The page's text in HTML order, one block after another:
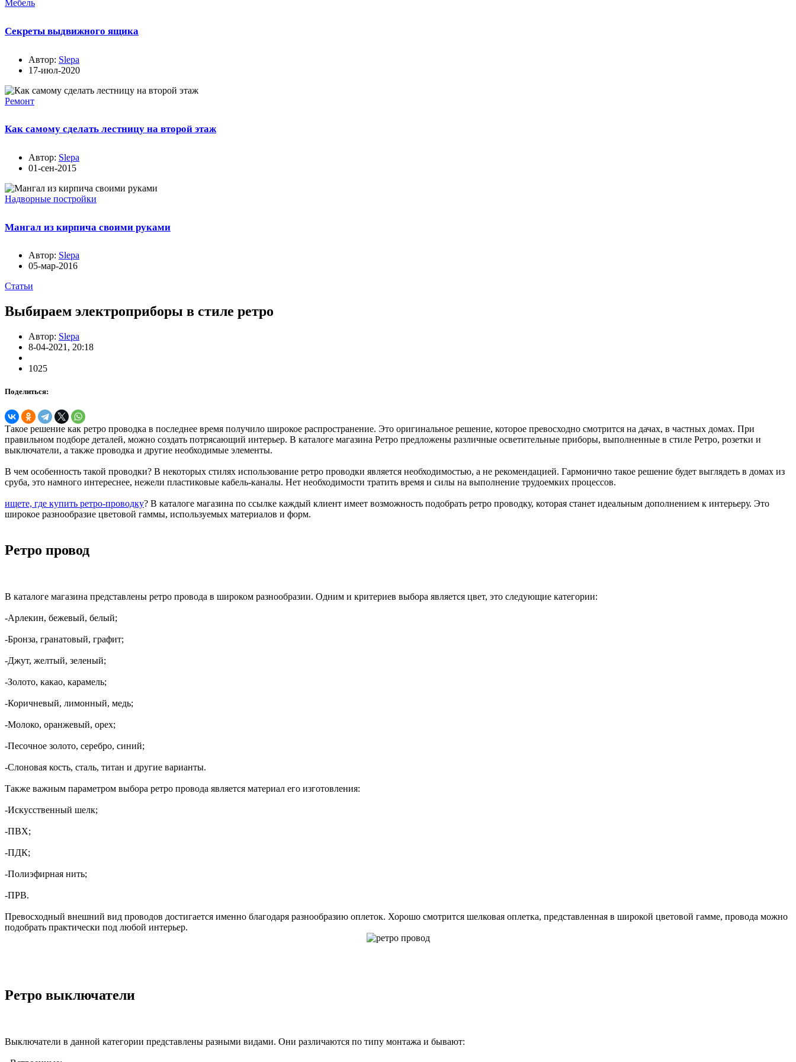
Мебель
Секреты выдвижного ящика
Автор: Slepa
17-июл-2020
Ремонт
Как самому сделать лестницу на второй этаж
Автор: Slepa
01-сен-2015
Надворные постройки
Мангал из кирпича своими руками
Автор: Slepa
05-мар-2016
Статьи
Выбираем электроприборы в стиле ретро
Автор: Slepa
8-04-2021, 20:18
1025
Поделиться:
Такое решение как ретро проводка в последнее время получило широкое распространение. Это оригинальное решение, которое превосходно смотрится на дачах, в частных домах. При
правильном подборе деталей, можно создать потрясающий интерьер. В каталоге магазина Ретро предложены различные осветительные приборы, выполненные в стиле Ретро, розетки и
выключатели, а также проводка и другие необходимые элементы.
В чем особенность такой проводки? В некоторых стилях использование ретро проводки является необходимостью, а не рекомендацией. Гармонично такое решение будет выглядеть в домах из
сруба, это намного интереснее, нежели пластиковые кабель-каналы. Нет необходимости тратить время и силы на выполнение трудоемких процессов.
ищете, где купить ретро-проводку? В каталоге магазина по ссылке каждый клиент имеет возможность подобрать ретро проводку, которая станет идеальным дополнением к интерьеру. Это
широкое разнообразие цветовой гаммы, используемых материалов и форм.
Ретро провод
В каталоге магазина представлены ретро провода в широком разнообразии. Одним и критериев выбора является цвет, это следующие категории:
-Арлекин, бежевый, белый;
-Бронза, гранатовый, графит;
-Джут, желтый, зеленый;
-Золото, какао, карамель;
-Коричневый, лимонный, медь;
-Молоко, оранжевый, орех;
-Песочное золото, серебро, синий;
-Слоновая кость, сталь, титан и другие варианты.
Также важным параметром выбора ретро провода является материал его изготовления:
-Искусственный шелк;
-ПВХ;
-ПДК;
-Полиэфирная нить;
-ПРВ.
Превосходный внешний вид проводов достигается именно благодаря разнообразию оплеток. Хорошо смотрится шелковая оплетка, представленная в широкой цветовой гамме, провода можно
подобрать практически под любой интерьер.
Ретро выключатели
Выключатели в данной категории представлены разными видами. Они различаются по типу монтажа и бывают: